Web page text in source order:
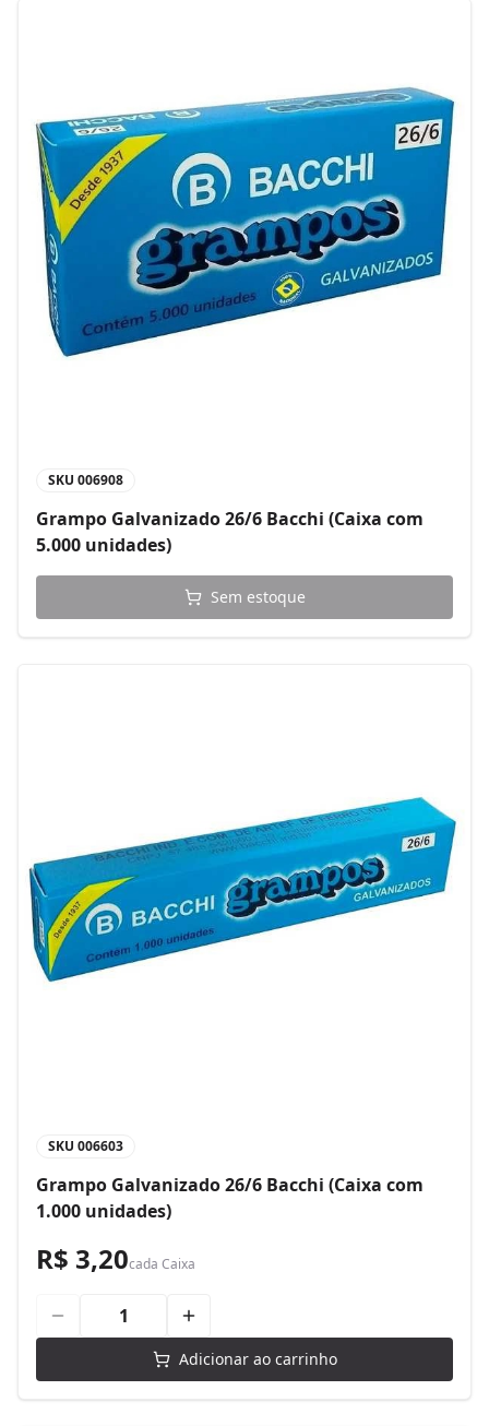
SKU 006908
Grampo Galvanizado 26/6 Bacchi (Caixa com
5.000 unidades)
Sem estoque
SKU 006603
Grampo Galvanizado 26/6 Bacchi (Caixa com
1.000 unidades)
R$ 3,20cada Caixa
Adicionar ao carrinho